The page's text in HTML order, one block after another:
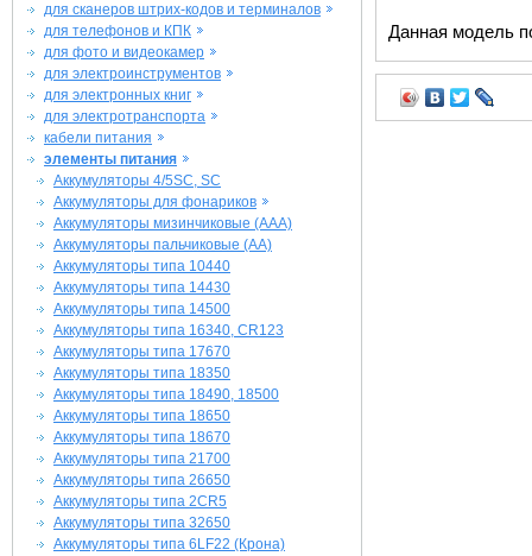
для сканеров штрих-кодов и терминалов
для телефонов и КПК
для фото и видеокамер
для электроинструментов
для электронных книг
для электротранспорта
кабели питания
элементы питания
Аккумуляторы 4/5SC, SC
Аккумуляторы для фонариков
Аккумуляторы мизинчиковые (AAA)
Аккумуляторы пальчиковые (AA)
Аккумуляторы типа 10440
Аккумуляторы типа 14430
Аккумуляторы типа 14500
Аккумуляторы типа 16340, CR123
Аккумуляторы типа 17670
Аккумуляторы типа 18350
Аккумуляторы типа 18490, 18500
Аккумуляторы типа 18650
Аккумуляторы типа 18670
Аккумуляторы типа 21700
Аккумуляторы типа 26650
Аккумуляторы типа 2CR5
Аккумуляторы типа 32650
Аккумуляторы типа 6LF22 (Крона)
Данная модель